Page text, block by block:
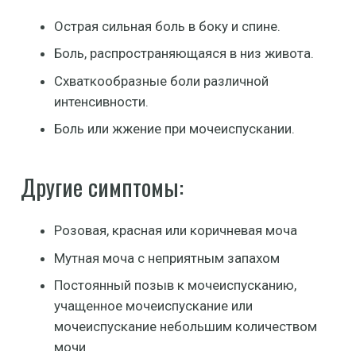
Острая сильная боль в боку и спине.
Боль, распространяющаяся в низ живота.
Схваткообразные боли различной
интенсивности.
Боль или жжение при мочеиспускании.
Другие симптомы:
Розовая, красная или коричневая моча
Мутная моча с неприятным запахом
Постоянный позыв к мочеиспусканию,
учащенное мочеиспускание или
мочеиспускание небольшим количеством
мочи